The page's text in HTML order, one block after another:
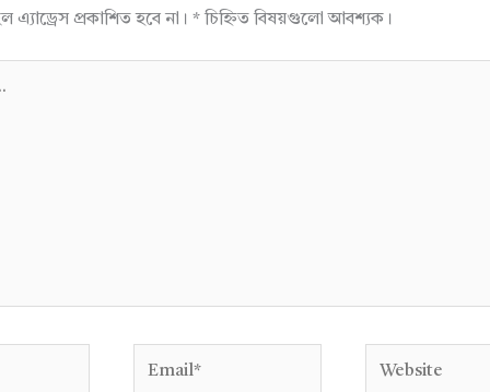
প্রকাশিত হবে না। *চিহ্নিত বিষয়গুলো আবশ্যক।